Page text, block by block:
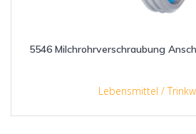
5546 Milchrohrverschraubung
Lebensmittel /